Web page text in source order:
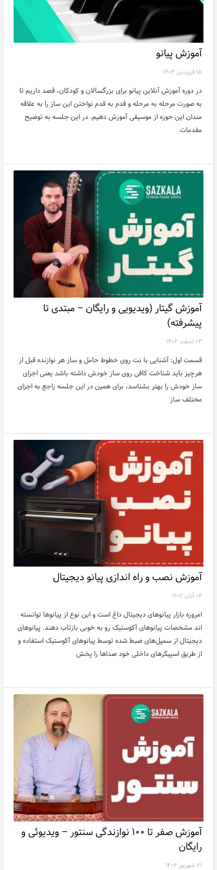
آموزش پیانو
۱۵ فروردین ۱۴۰۳
در دوره آموزش آنلاین پیانو برای بزرگسالان و کودکان، قصد داریم تا
به صورت مرحله به مرحله و قدم به قدم نواختن این ساز را به علاقه
مندان این حوزه از موسیقی آموزش دهیم. در این جلسه به توضیح
مقدمات
آموزش گیتار (ویدیویی و رایگان – مبتدی تا
پیشرفته)
۰۳ اسفند ۱۴۰۲
قسمت اول: آشنایی با نت روی خطوط حامل و ساز هر نوازنده قبل از
هرچیز باید شناخت کافی روی ساز خودش داشته باشد یعنی اجزای
ساز خودش را بهتر بشناسد، برای همین در این جلسه راجع به اجزای
مختلف ساز
آموزش نصب و راه اندازی پیانو دیجیتال
۰۴ آبان ۱۴۰۲
امروزه بازار پیانوهای دیجیتال داغ است و این نوع از پیانوها توانسته
اند مشخصات پیانوهای آکوستیک رو به خوبی بازتاب دهند. پیانوهای
دیجیتال از سمپل‌های ضبط شده توسط پیانوهای آکوستیک استفاده و
از طریق اسپیکرهای داخلی خود صداها را پخش
آموزش صفر تا ۱۰۰ نوازندگی سنتور – ویدیوئی و
رایگان
۲۱ شهریور ۱۴۰۲